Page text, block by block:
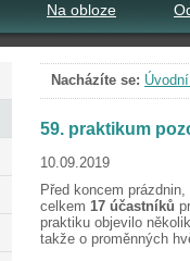
Na obloze
Nacházíte se:
59. praktikum
10.09.2019
Před koncem
celkem 17 účastníků
praktiku objevilo
takže o proměnných